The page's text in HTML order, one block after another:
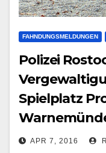
FAHNDUNGSMELDUNGEN
Polizei
Spielplatz
APR 7, 2016